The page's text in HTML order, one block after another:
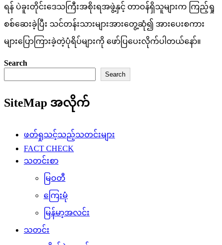
ရန် ပဲခူးတိုင်းဒေသကြီးအစိုးရအဖွဲ့နှင့် တာဝန်ရှိသူများက ကြည့်ရှု
စစ်ဆေးခဲ့ပြီး သင်တန်းသားများအားတွေ့ဆုံ၍ အားပေးစကား
များပြောကြားခဲ့တဲ့ပုံရိပ်များကို ဖော်ပြပေးလိုက်ပါတယ်နော်။
Search
Search
SiteMap အလိုက်
ဖတ်ရှုသင့်သည့်သတင်းများ
FACT CHECK
သတင်းစာ
မြဝတီ
ကြေးမုံ
မြန်မာ့အလင်း
သတင်း